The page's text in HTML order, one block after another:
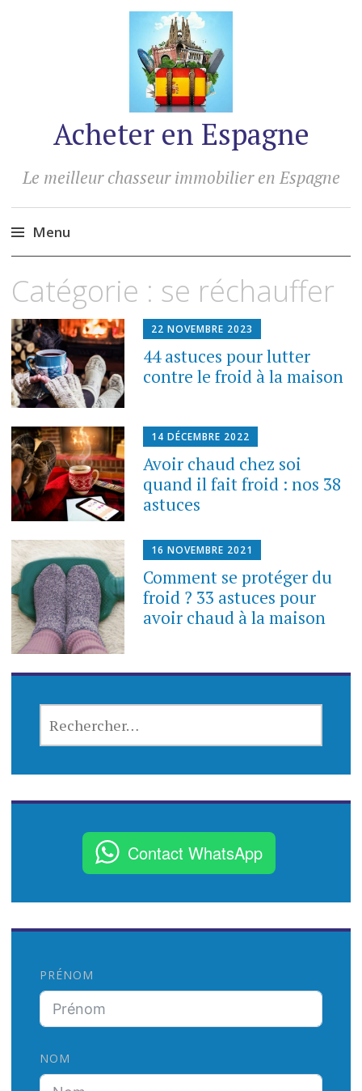
Acheter en Espagne
Le meilleur chasseur immobilier en Espagne
Menu
au
Catégorie : se réchauffer
22 NOVEMBRE 2023
44 astuces pour lutter
contre le froid à la maison
14 DÉCEMBRE 2022
Avoir chaud chez soi
quand il fait froid : nos 38
astuces
16 NOVEMBRE 2021
Comment se protéger du
froid ? 33 astuces pour
avoir chaud à la maison
H
:
Contact WhatsApp
PRÉNOM
NOM